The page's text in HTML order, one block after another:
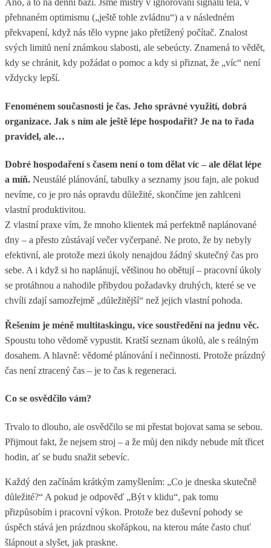
Ano, a to na denní bázi. Jsme mistry v ignorování signálů těla, v
přehnaném optimismu („ještě tohle zvládnu“) a v následném
překvapení, když nás tělo vypne jako přetížený počítač. Znalost
svých limitů není známkou slabosti, ale sebeúcty. Znamená to vědět,
kdy se chránit, kdy požádat o pomoc a kdy si přiznat, že „víc“ není
vždycky lepší.
Fenoménem současnosti je čas. Jeho správné využití, dobrá
organizace. Jak s ním ale ještě lépe hospodařit? Je na to řada
pravidel, ale…
Dobré hospodaření s časem není o tom dělat víc – ale dělat lépe
a míň. Neustálé plánování, tabulky a seznamy jsou fajn, ale pokud
nevíme, co je pro nás opravdu důležité, skončíme jen zahlceni
vlastní produktivitou.
Z vlastní praxe vím, že mnoho klientek má perfektně naplánované
dny – a přesto zůstávají večer vyčerpané. Ne proto, že by nebyly
efektivní, ale protože mezi úkoly nenajdou žádný skutečný čas pro
sebe. A i když si ho naplánují, většinou ho obětují – pracovní úkoly
se protáhnou a nahodile přibydou požadavky druhých, které se ve
chvíli zdají samozřejmě „důležitější“ než jejich vlastní pohoda.
Řešením je méně multitaskingu, více soustředění na jednu věc.
Spoustu toho vědomě vypustit. Kratší seznam úkolů, ale s reálným
dosahem. A hlavně: vědomé plánování i nečinnosti. Protože prázdný
čas není ztracený čas – je to čas k regeneraci.
Co se osvědčilo vám?
Trvalo to dlouho, ale osvědčilo se mi přestat bojovat sama se sebou.
Přijmout fakt, že nejsem stroj – a že můj den nikdy nebude mít třicet
hodin, ať se budu snažit sebevíc.
Každý den začínám krátkým zamyšlením: „Co je dneska skutečně
důležité?“ A pokud je odpověď „Být v klidu“, pak tomu
přizpůsobím i pracovní výkon. Protože bez duševní pohody se
úspěch stává jen prázdnou skořápkou, na kterou máte často chuť
šlápnout a slyšet, jak praskne.